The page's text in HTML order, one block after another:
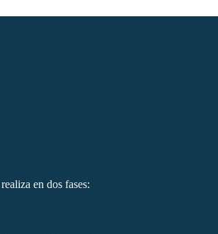
en dos fases: